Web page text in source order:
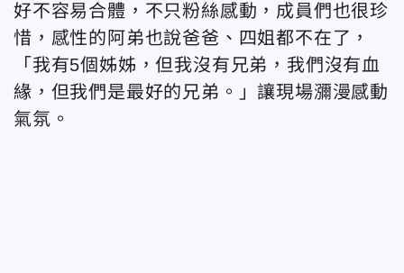
好不容易合體，不只粉絲感動，成員們也很珍
惜，感性的阿弟也說爸爸、四姐都不在了，
「我有5個姊姊，但我沒有兄弟，我們沒有血
緣，但我們是最好的兄弟。」讓現場瀰漫感動
氣氛。